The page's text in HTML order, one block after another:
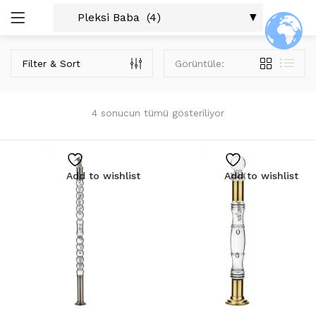
Beni Hatırla
ARAŞTIR:
Cam Balkon Profilleri (3)
Cephe Profilleri (3)
Duşkabin Profilleri (3)
Isı Yalıtım Profilleri (3)
Küpeşte Aksesuarları (40)
Kare Sistemler (18)
Kare Cam Tutucu Sistem Ürünleri 16×22 (2)
Kare Cam Tutucu Sistem Ürünleri 30×25 (2)
Kare Dikme Sistem Ürünleri 40×25 (2)
4 sonucun tümü gösteriliyor
Filter & Sort Görüntüle:
Add to wishlist Add to wishlist